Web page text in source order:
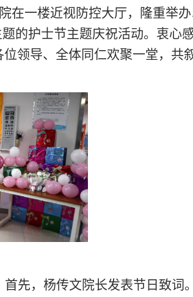
在一楼近视防控大厅，隆重举
的护士节主题庆祝活动。 衷心
位领导、全体同仁欢聚一堂，共
首先，杨传文院长发表节日致词